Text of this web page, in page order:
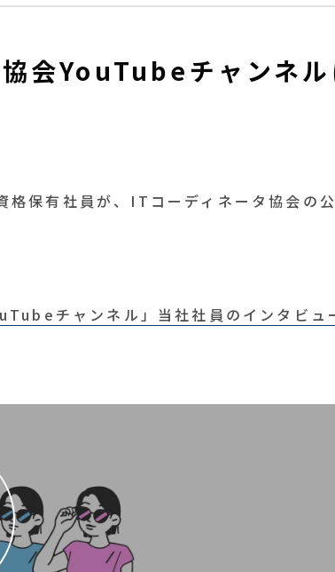
会YouTubeチャンネル
格保有社員が、ITコーディネータ協会の
チャンネル」当社社員のインタビュ